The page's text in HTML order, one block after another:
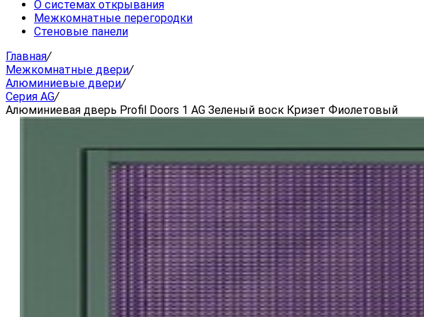
О системах открывания
Межкомнатные перегородки
Стеновые панели
Главная/
Межкомнатные двери/
Алюминиевые двери/
Серия AG/
Алюминиевая дверь Profil Doors 1 AG Зеленый воск Кризет Фиолетовый